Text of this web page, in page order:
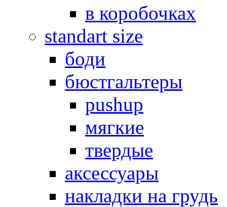
в коробочках
standart size
боди
бюстгальтеры
pushup
мягкие
твердые
аксессуары
накладки на грудь